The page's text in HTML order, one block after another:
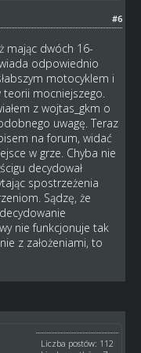
#6
mając dwóch 16-
odpowiednio
motocyklem i
teorii mocniejszego.
z wojtas_gkm o
uwagę. Teraz
na forum, widać
w grze. Chyba nie
decydował
spostrzeżenia
Sądzę, że
nie funkcjonuje tak
z założeniami, to
Liczba postów: 112